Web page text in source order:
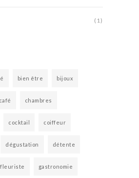
(1)
bien être bijoux
café chambres
cocktail coiffeur
dégustation détente
fleuriste gastronomie